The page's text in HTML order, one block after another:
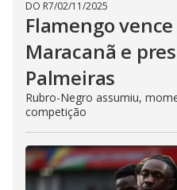
DO R7/02/11/2025
Flamengo
Maracanã e
Palmeiras
Rubro-Negro assumiu,
competição